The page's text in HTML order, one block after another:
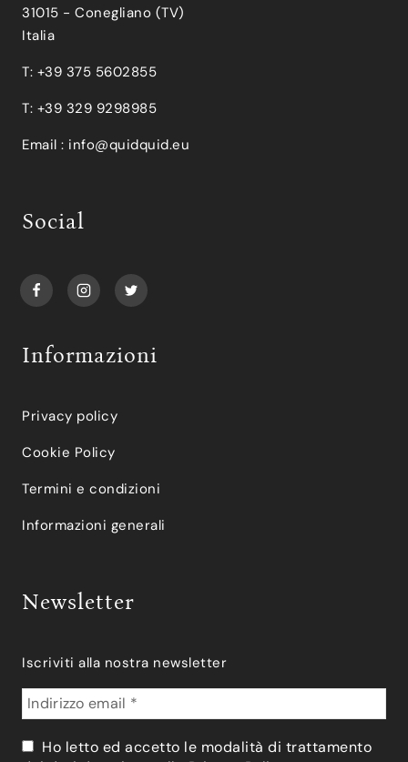
31015 - Conegliano (TV)
Italia
T: +39 375 5602855
T: +39 329 9298985
Email : info@quidquid.eu
Social
Informazioni
Privacy policy
Cookie Policy
Termini e condizioni
Informazioni generali
Newsletter
Iscriviti alla nostra newsletter
Ho letto ed accetto le modalità di trattamento